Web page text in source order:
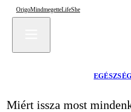
OrigoMindmegetteLifeShe
Miért issza most